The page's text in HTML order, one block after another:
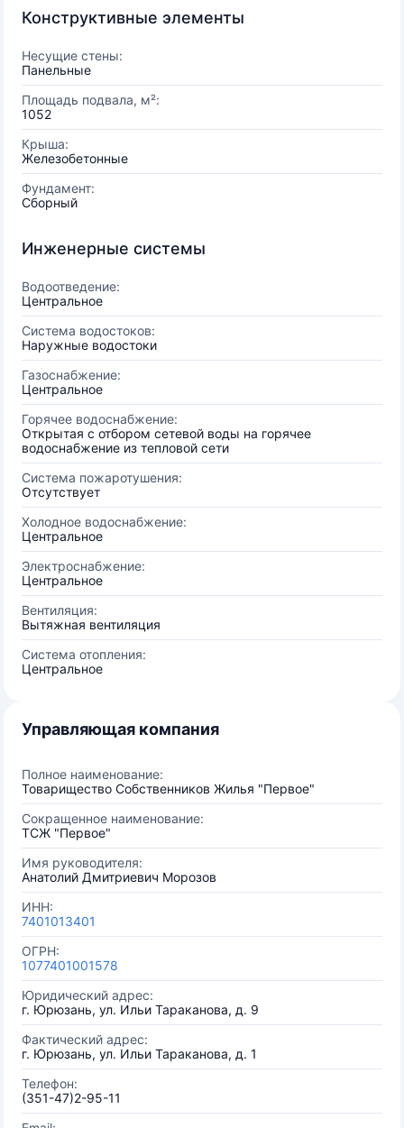
Конструктивные элементы
Несущие стены:
Панельные
Площадь подвала, м²:
1052
Крыша:
Железобетонные
Фундамент:
Сборный
Инженерные системы
Водоотведение:
Центральное
Система водостоков:
Наружные водостоки
Газоснабжение:
Центральное
Горячее водоснабжение:
Открытая с отбором сетевой воды на горячее
водоснабжение из тепловой сети
Система пожаротушения:
Отсутствует
Холодное водоснабжение:
Центральное
Электроснабжение:
Центральное
Вентиляция:
Вытяжная вентиляция
Система отопления:
Центральное
Управляющая компания
Полное наименование:
Товарищество Собственников Жилья "Первое"
Сокращенное наименование:
ТСЖ "Первое"
Имя руководителя:
Анатолий Дмитриевич Морозов
ИНН:
7401013401
ОГРН:
1077401001578
Юридический адрес:
г. Юрюзань, ул. Ильи Тараканова, д. 9
Фактический адрес:
г. Юрюзань, ул. Ильи Тараканова, д. 1
Телефон:
(351-47)2-95-11